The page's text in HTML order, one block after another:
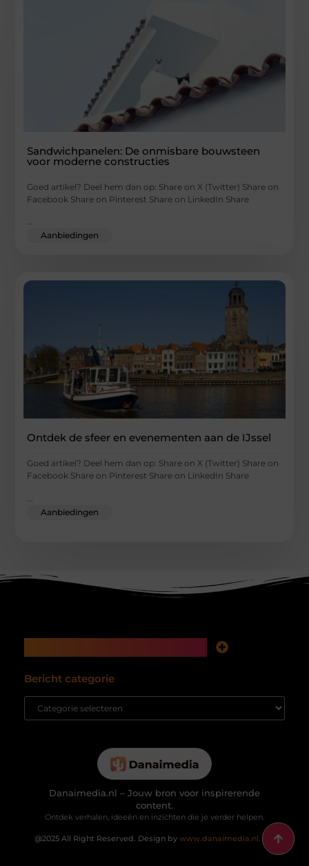
Sandwichpanelen: De onmisbare bouwsteen
voor moderne constructies
Goed artikel? Deel hem dan op: Share on X (Twitter) Share on
Facebook Share on Pinterest Share on LinkedIn Share
...
Aanbiedingen
Ontdek de sfeer en evenementen aan de IJssel
Goed artikel? Deel hem dan op: Share on X (Twitter) Share on
Facebook Share on Pinterest Share on LinkedIn Share
Aanbiedingen
Bericht categorie
Danaimedia.nl – Jouw bron voor inspirerende
content.
Ontdek verhalen, ideeën en inzichten die je verder helpen.
@2025 All Right Reserved. Design bywww.danaimedia.nl.